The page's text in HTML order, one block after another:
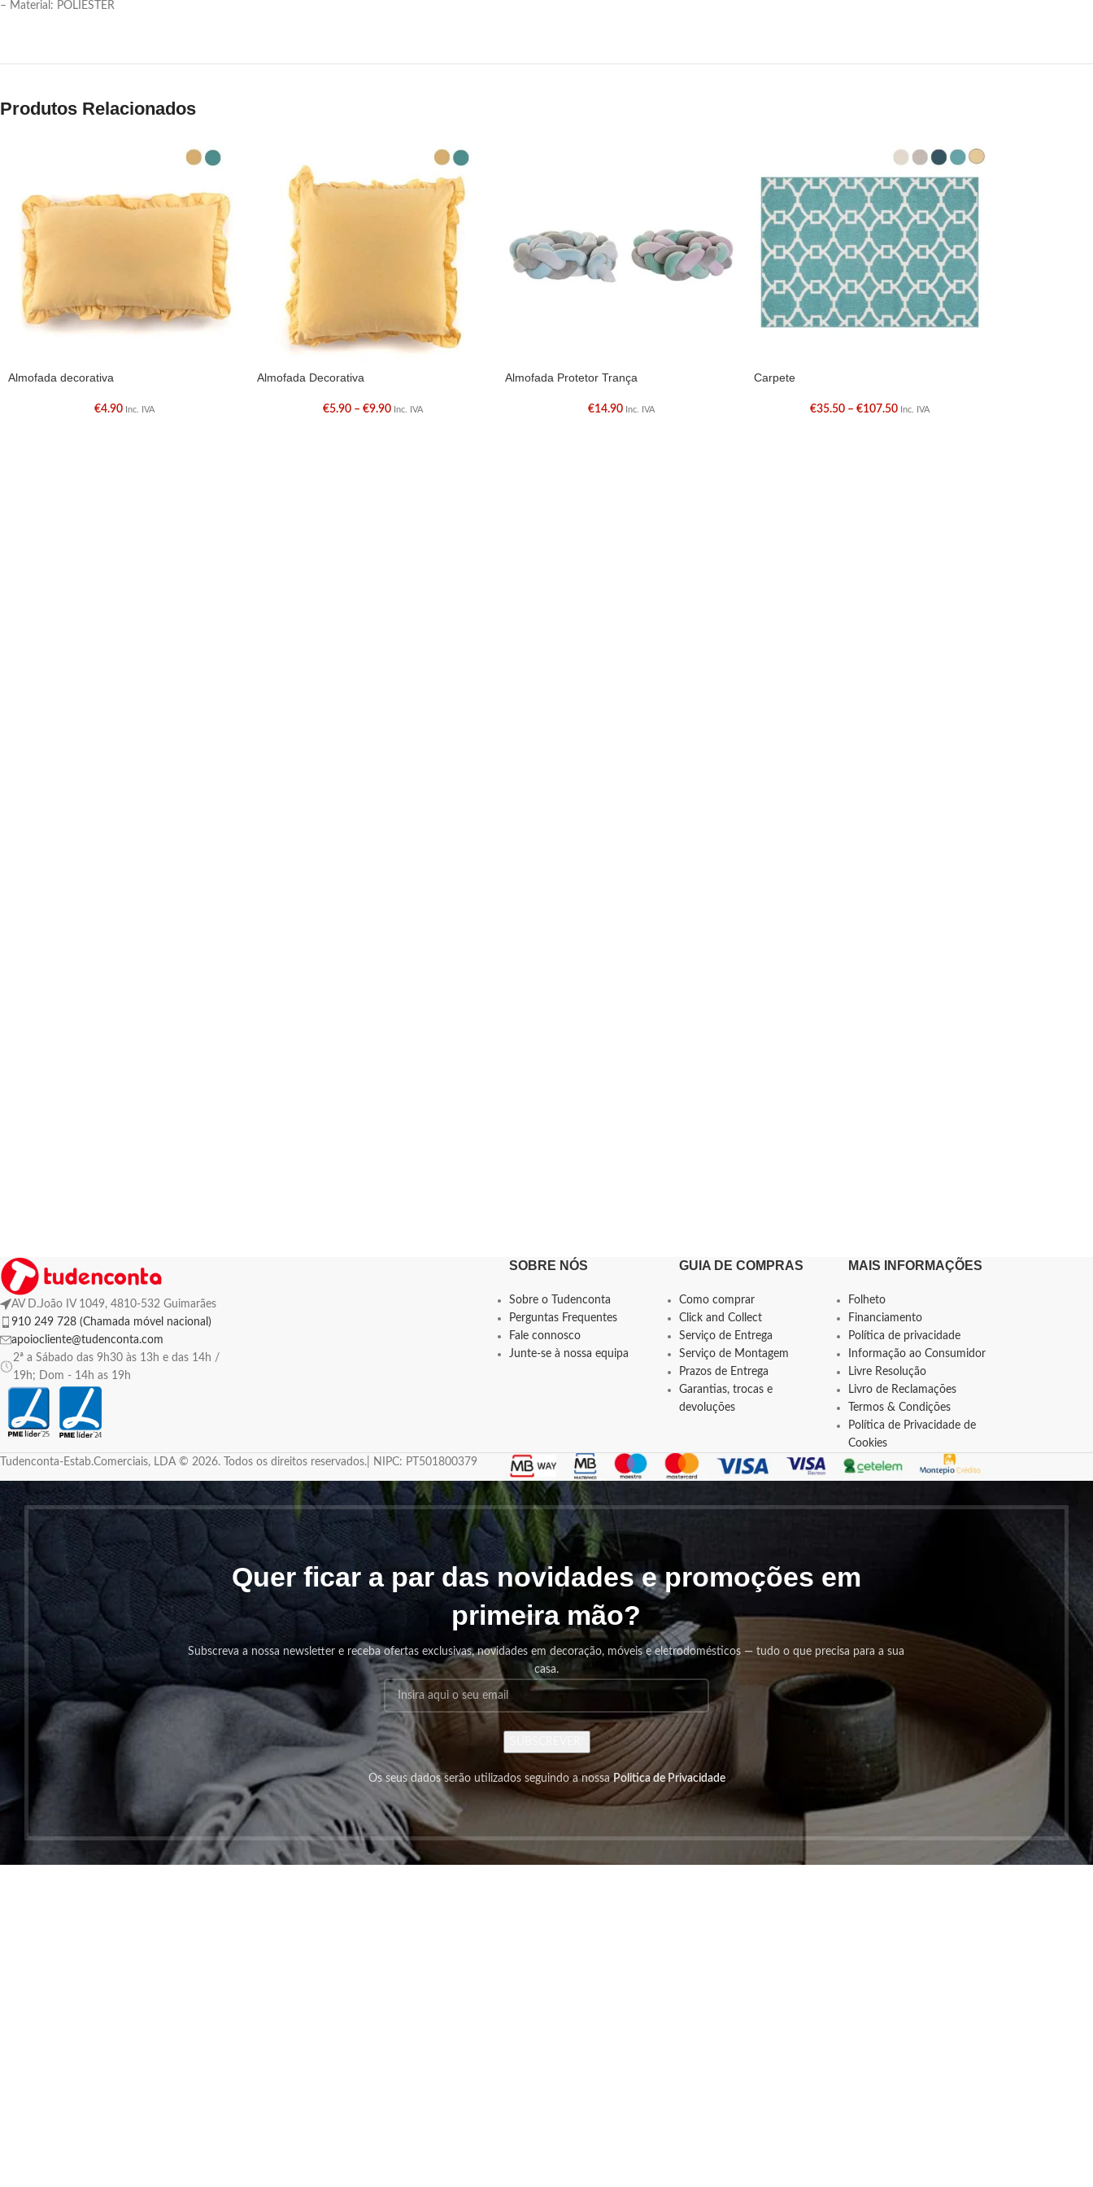
– Material: POLIÉSTER
Produtos Relacionados
Almofada decorativa
€4.90 Inc. IVA
Almofada Decorativa
€5.90 – €9.90 Inc. IVA
Almofada Protetor Trança
€14.90 Inc. IVA
Carpete
€35.50 – €107.50 Inc. IVA
AV D.João IV 1049, 4810-532 Guimarães
910 249 728 (Chamada móvel nacional)
apoiocliente@tudenconta.com
2ª a Sábado das 9h30 às 13h e das 14h /
19h; Dom - 14h as 19h
SOBRE NÓS
Sobre o Tudenconta
Perguntas Frequentes
Fale connosco
Junte-se à nossa equipa
GUIA DE COMPRAS
Como comprar
Click and Collect
Serviço de Entrega
Serviço de Montagem
Prazos de Entrega
Garantias, trocas e
devoluções
MAIS INFORMAÇÕES
Folheto
Financiamento
Política de privacidade
Informação ao Consumidor
Livre Resolução
Livro de Reclamações
Termos & Condições
Política de Privacidade de
Cookies
Tudenconta-Estab.Comerciais, LDA © 2026. Todos os direitos reservados.| NIPC: PT501800379
Quer ficar a par das novidades e promoções em
primeira mão?
Subscreva a nossa newsletter e receba ofertas exclusivas, novidades em decoração, móveis e eletrodomésticos — tudo o que precisa para a sua
casa.
Os seus dados serão utilizados seguindo a nossaPolitica de Privacidade